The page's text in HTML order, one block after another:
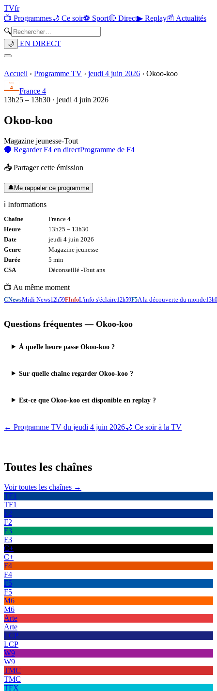
TVfr
📺 Programmes🌙 Ce soir⚽ Sport🔴 Direct▶ Replay📰 Actualités
🔍
🌙 EN DIRECT
Accueil › Programme TV › jeudi 4 juin 2026 › Okoo-koo
France 4
13h25 – 13h30 · jeudi 4 juin 2026
Okoo-koo
Magazine jeunesse-Tout
🔴 RegarderF4 en directProgramme de F4
📤 Partager cette émission
🔔 Me rappeler ce programme
ℹ️ Informations
Chaîne
France 4
Heure
13h25 – 13h30
Date
jeudi 4 juin 2026
Genre
Magazine jeunesse
Durée
5 min
CSA
Déconseillé -Tout ans
📺 Au même moment
CNewsMidi News12h59FInfoL'info s'éclaire12h59F5A la découverte du monde
Questions fréquentes — Okoo-koo
À quelle heure passe Okoo-koo ?
Sur quelle chaîne regarder Okoo-koo ?
Est-ce que Okoo-koo est disponible en replay ?
← Programme TV du jeudi 4 juin 2026🌙 Ce soir à la TV
Toutes les chaînes
Voir toutes les chaînes →
TF1
TF1
F2
F2
F3
F3
C+
C+
F4
F4
F5
F5
M6
M6
Arte
Arte
LCP
LCP
W9
W9
TMC
TMC
TFX